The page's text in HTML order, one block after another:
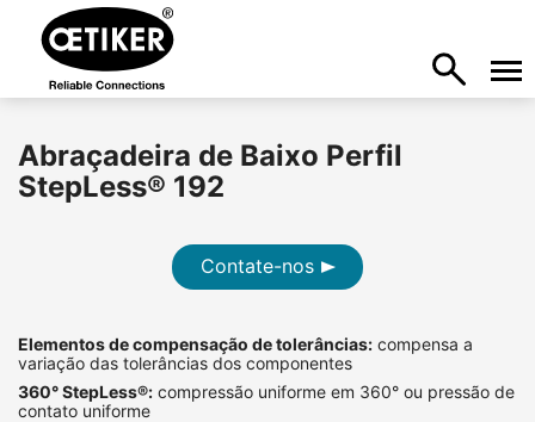
Abraçadeira de Baixo Perfil
StepLess® 192
Contate-nos
Elementos de compensação de tolerâncias: compensa a
variação das tolerâncias dos componentes
360° StepLess®: compressão uniforme em 360° ou pressão de
contato uniforme